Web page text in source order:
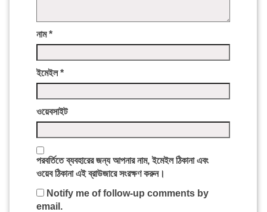
নাম*
ইমেইল*
ওয়েবসাইট
পরবর্তিতে ব্যবহারের জন্য আপনার নাম, ইমেইল ঠিকানা এবং
ওয়েব ঠিকানা এই ব্রাউজারে সংরক্ষণ করুন।
Notify me of follow-up comments by
email.